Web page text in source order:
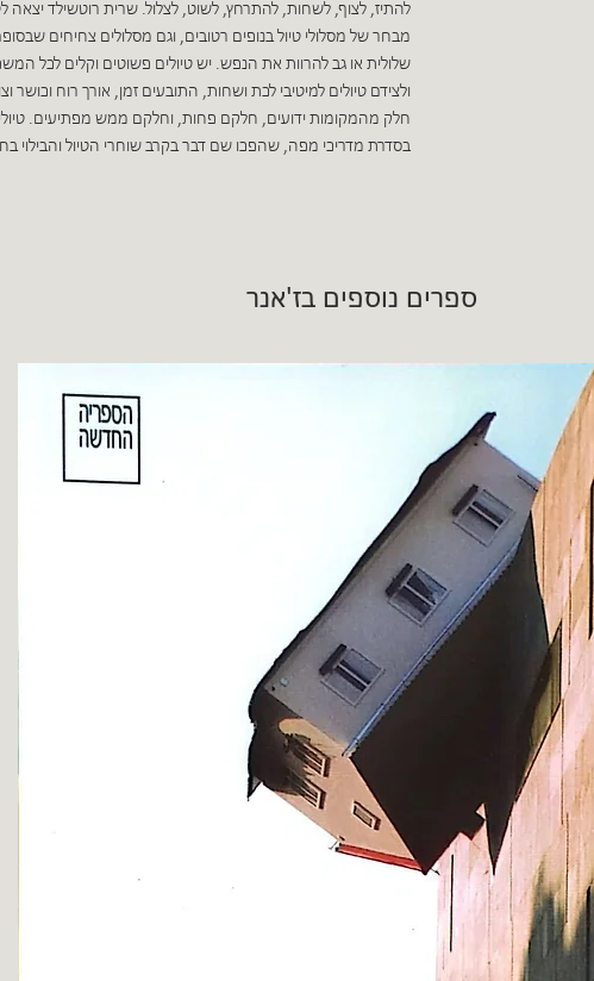
להתיז, לצוף, לשחות, להתרחץ, לשוט, לצלול. שרית רוטשילד יצאה
מבחר של מסלולי טיול בנופים רטובים, וגם מסלולים צחיחים
שלולית או גב להרוות את הנפש. יש טיולים פשוטים וקלים לכל
ולצידם טיולים למיטיבי לכת ושחות, התובעים זמן, אורך רוח וכושר
חלק מהמקומות ידועים, חלקם פחות, וחלקם ממש מפתיעים.
בסדרת מדריכי מפה, שהפכו שם דבר בקרב שוחרי הטיול והבילוי
ספרים נוספים בז'אנר